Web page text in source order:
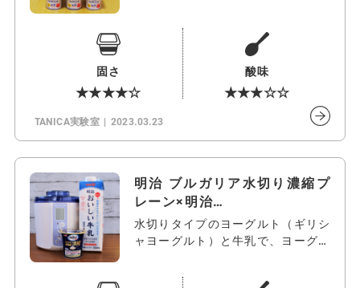
固さ
★★★★☆
酸味
★★★☆☆
TANICA実験室 2023.03.23
明治 ブルガリア水切り濃縮プ
レーン×明治…
水切りタイプのヨーグルト（ギリシ
ャヨーグルト）と牛乳で、ヨーグル